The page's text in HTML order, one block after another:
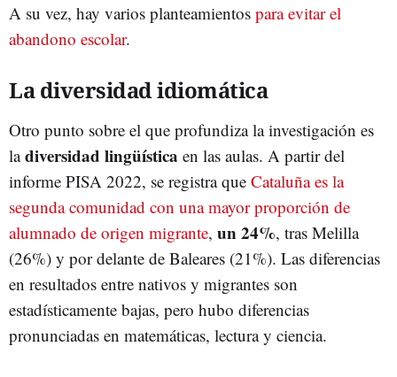
A su vez, hay varios planteamientos para evitar el
abandono escolar.
La diversidad idiomática
Otro punto sobre el que profundiza la investigación es
ladiversidad lingüística en las aulas. A partir del
informe PISA 2022, se registra que Cataluña es la
segunda comunidad con una mayor proporción de
alumnado de origen migrante, un 24%, tras Melilla
(26%) y por delante de Baleares (21%). Las diferencias
en resultados entre nativos y migrantes son
estadísticamente bajas, pero hubo diferencias
pronunciadas en matemáticas, lectura y ciencia.